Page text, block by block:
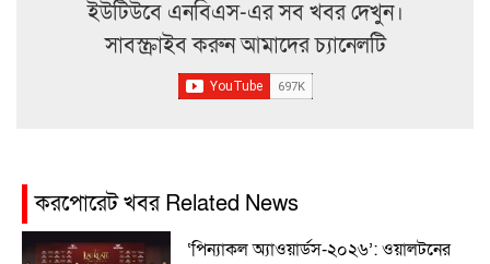
ইউটিউবে এনবিএস-এর সব খবর দেখুন।
সাবস্ক্রাইব করুন আমাদের চ্যানেলটি
করপোরেট খবর Related News
‘পিন্যাকল অ্যাওয়ার্ডস-২০২৬’: ওয়ালটনের